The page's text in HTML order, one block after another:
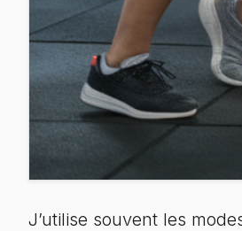
J’utilise souvent les